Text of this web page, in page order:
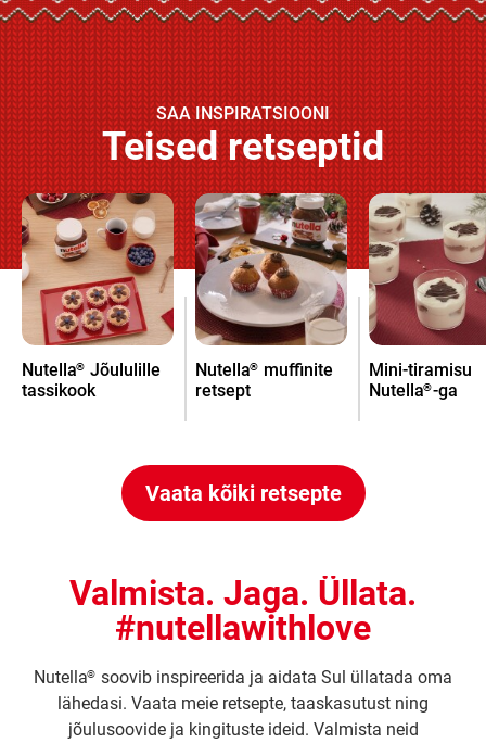
SAA INSPIRATSIOONI
Teised retseptid
Nutella® Jõululille
tassikook
Nutella® muffinite
retsept
Mini-tiramisu
Nutella®-ga
Vaata kõiki retsepte
Valmista. Jaga. Üllata.
#nutellawithlove
Nutella® soovib inspireerida ja aidata Sul üllatada oma
lähedasi. Vaata meie retsepte, taaskasutust ning
jõulusoovide ja kingituste ideid. Valmista neid